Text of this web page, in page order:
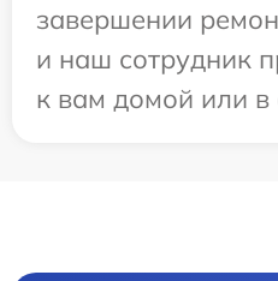
завершении
и наш сотрудник
к вам домой или в